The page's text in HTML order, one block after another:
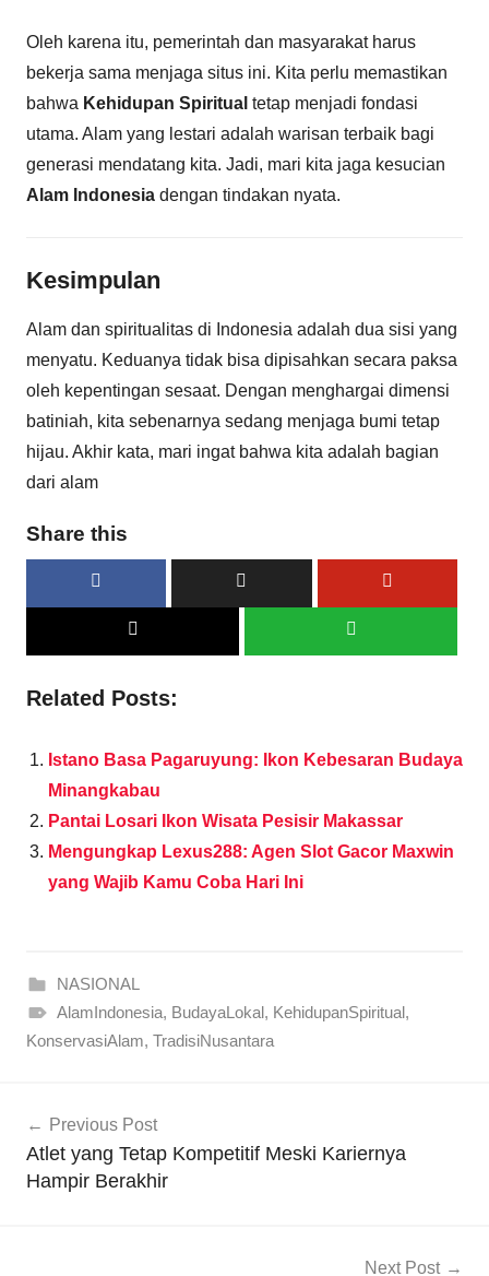
Oleh karena itu, pemerintah dan masyarakat harus
bekerja sama menjaga situs ini. Kita perlu memastikan
bahwa Kehidupan Spiritual tetap menjadi fondasi
utama. Alam yang lestari adalah warisan terbaik bagi
generasi mendatang kita. Jadi, mari kita jaga kesucian
Alam Indonesia dengan tindakan nyata.
Kesimpulan
Alam dan spiritualitas di Indonesia adalah dua sisi yang
menyatu. Keduanya tidak bisa dipisahkan secara paksa
oleh kepentingan sesaat. Dengan menghargai dimensi
batiniah, kita sebenarnya sedang menjaga bumi tetap
hijau. Akhir kata, mari ingat bahwa kita adalah bagian
dari alam
Share this
Related Posts:
Istano Basa Pagaruyung: Ikon Kebesaran Budaya
Minangkabau
Pantai Losari Ikon Wisata Pesisir Makassar
Mengungkap Lexus288: Agen Slot Gacor Maxwin
yang Wajib Kamu Coba Hari Ini
NASIONAL
AlamIndonesia, BudayaLokal, KehidupanSpiritual,
KonservasiAlam, TradisiNusantara
pos
Previous Post
Atlet yang Tetap Kompetitif Meski Kariernya
Hampir Berakhir
Next Post